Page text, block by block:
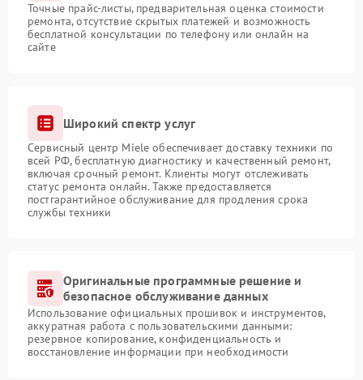
Точные прайс-листы, предварительная оценка стоимости
ремонта, отсутствие скрытых платежей и возможность
бесплатной консультации по телефону или онлайн на
сайте
Широкий спектр услуг
Сервисный центр Miele обеспечивает доставку техники по
всей РФ, бесплатную диагностику и качественный ремонт,
включая срочный ремонт. Клиенты могут отслеживать
статус ремонта онлайн. Также предоставляется
постгарантийное обслуживание для продления срока
службы техники
Оригинальные программные решение и
безопасное обслуживание данных
Использование официальных прошивок и инструментов,
аккуратная работа с пользовательскими данными:
резервное копирование, конфиденциальность и
восстановление информации при необходимости